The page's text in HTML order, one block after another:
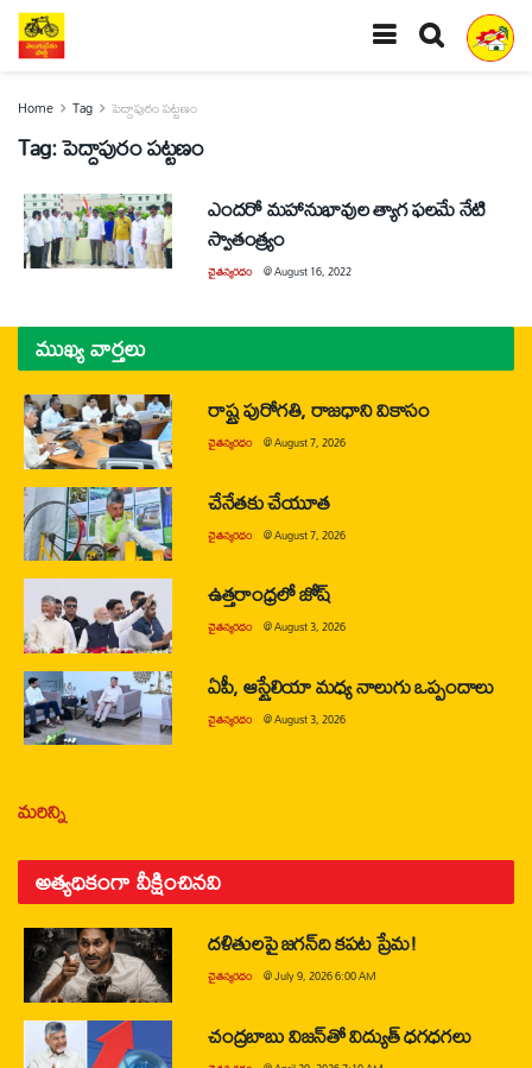
Home Tag పెద్దాపురం పట్టణం
Tag:పెద్దాపురం పట్టణం
ఎందరో మహానుభావుల త్యాగ ఫలమే నేటి
స్వాతంత్య్రం
చైతన్యరధం @August 16, 2022
ముఖ్య వార్తలు
రాష్ట్ర పురోగతి, రాజధాని వికాసం
చైతన్యరధం @August 7, 2026
చేనేతకు చేయూత
చైతన్యరధం @August 7, 2026
ఉత్తరాంధ్రలో జోష్
చైతన్యరధం @August 3, 2026
ఏపీ, ఆస్ట్రేలియా మధ్య నాలుగు ఒప్పందాలు
చైతన్యరధం @August 3, 2026
మరిన్ని
అత్యధికంగా వీక్షించినవి
దళితులపై జగన్‌ది కపట ప్రేమ!
చైతన్యరధం @July 9, 2026 6:00 AM
చంద్రబాబు విజన్‌తో విద్యుత్ ధగధగలు